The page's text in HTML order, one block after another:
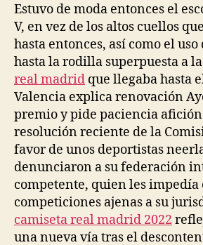
Estuvo de moda entonces el
V, en vez de los altos cuellos
hasta entonces, así como el
hasta la rodilla superpuesta a
real madrid que llegaba hasta
Valencia explica renovación
premio y pide paciencia
resolución reciente de la
favor de unos deportistas
denunciaron a su federación
competente, quien les
competiciones ajenas a su
camiseta real madrid 2022
una nueva vía tras el